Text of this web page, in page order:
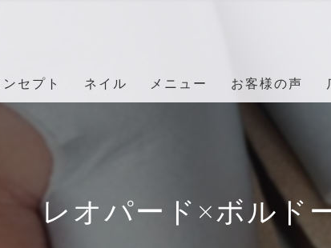
ンセプト ネイル メニュー お客様の声
レオパード×ボルド